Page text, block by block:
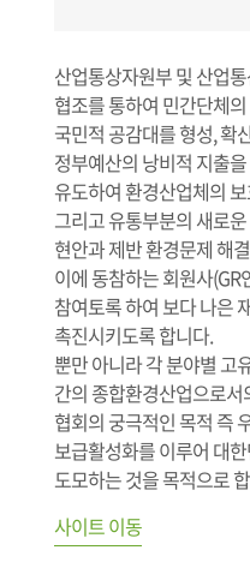
산업통상자원부 및 산업
협조를 통하여 민간단체
국민적 공감대를 형성, 확
정부예산의 낭비적 지출
유도하여 환경산업체의
그리고 유통부분의 새로
현안과 제반 환경문제 해
이에 동참하는 회원사
참여토록 하여 보다 나은
촉진시키도록 합니다.
뿐만 아니라 각 분야별 고
간의 종합환경산업으로
협회의 궁극적인 목적 즉
보급활성화를 이루어 대
도모하는 것을 목적으로
사이트 이동